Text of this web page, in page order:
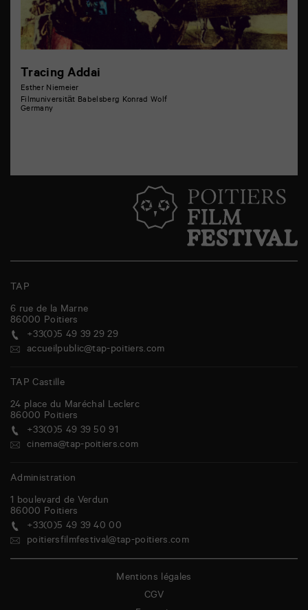
Tracing Addai
Esther Niemeier
Filmuniversität Babelsberg Konrad Wolf
Germany
TAP
6 rue de la Marne
86000 Poitiers
+33(0)5 49 39 29 29
accueilpublic@tap-poitiers.com
TAP Castille
24 place du Maréchal Leclerc
86000 Poitiers
+33(0)5 49 39 50 91
cinema@tap-poitiers.com
Administration
1 boulevard de Verdun
86000 Poitiers
+33(0)5 49 39 40 00
poitiersfilmfestival@tap-poitiers.com
Mentions légales
CGV